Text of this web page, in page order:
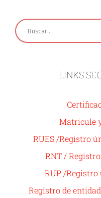
LINKS
Matricule
RUES /Registro
RNT /
RUP /Registro
Registro de